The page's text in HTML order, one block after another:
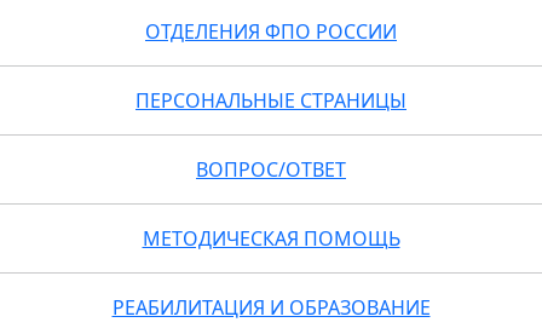
ОТДЕЛЕНИЯ ФПО РОССИИ
ПЕРСОНАЛЬНЫЕ СТРАНИЦЫ
ВОПРОС/ОТВЕТ
МЕТОДИЧЕСКАЯ ПОМОЩЬ
РЕАБИЛИТАЦИЯ И ОБРАЗОВАНИЕ